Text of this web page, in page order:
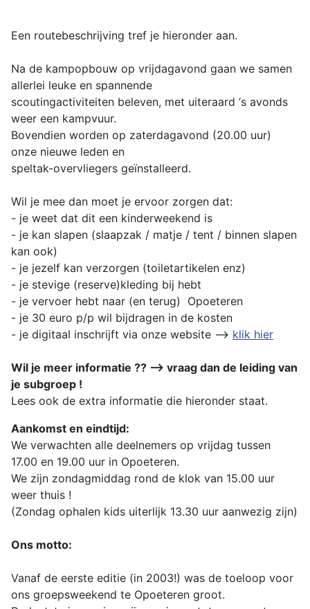
Een routebeschrijving tref je hieronder aan.
Na de kampopbouw op vrijdagavond gaan we samen
allerlei leuke en spannende
scoutingactiviteiten beleven, met uiteraard ‘s avonds
weer een kampvuur.
Bovendien worden op zaterdagavond (20.00 uur)
onze nieuwe leden en
speltak-overvliegers geïnstalleerd.
Wil je mee dan moet je ervoor zorgen dat:
- je weet dat dit een kinderweekend is
- je kan slapen (slaapzak / matje / tent / binnen slapen
kan ook)
- je jezelf kan verzorgen (toiletartikelen enz)
- je stevige (reserve)kleding bij hebt
- je vervoer hebt naar (en terug) Opoeteren
- je 30 euro p/p wil bijdragen in de kosten
- je digitaal inschrijft via onze website --> klik hier
Wil je meer informatie ?? --> vraag dan de leiding van
je subgroep !
Lees ook de extra informatie die hieronder staat.
Aankomst en eindtijd:
We verwachten alle deelnemers op vrijdag tussen
17.00 en 19.00 uur in Opoeteren.
We zijn zondagmiddag rond de klok van 15.00 uur
weer thuis !
(Zondag ophalen kids uiterlijk 13.30 uur aanwezig zijn)
Ons motto:
Vanaf de eerste editie (in 2003!) was de toeloop voor
ons groepsweekend te Opoeteren groot.